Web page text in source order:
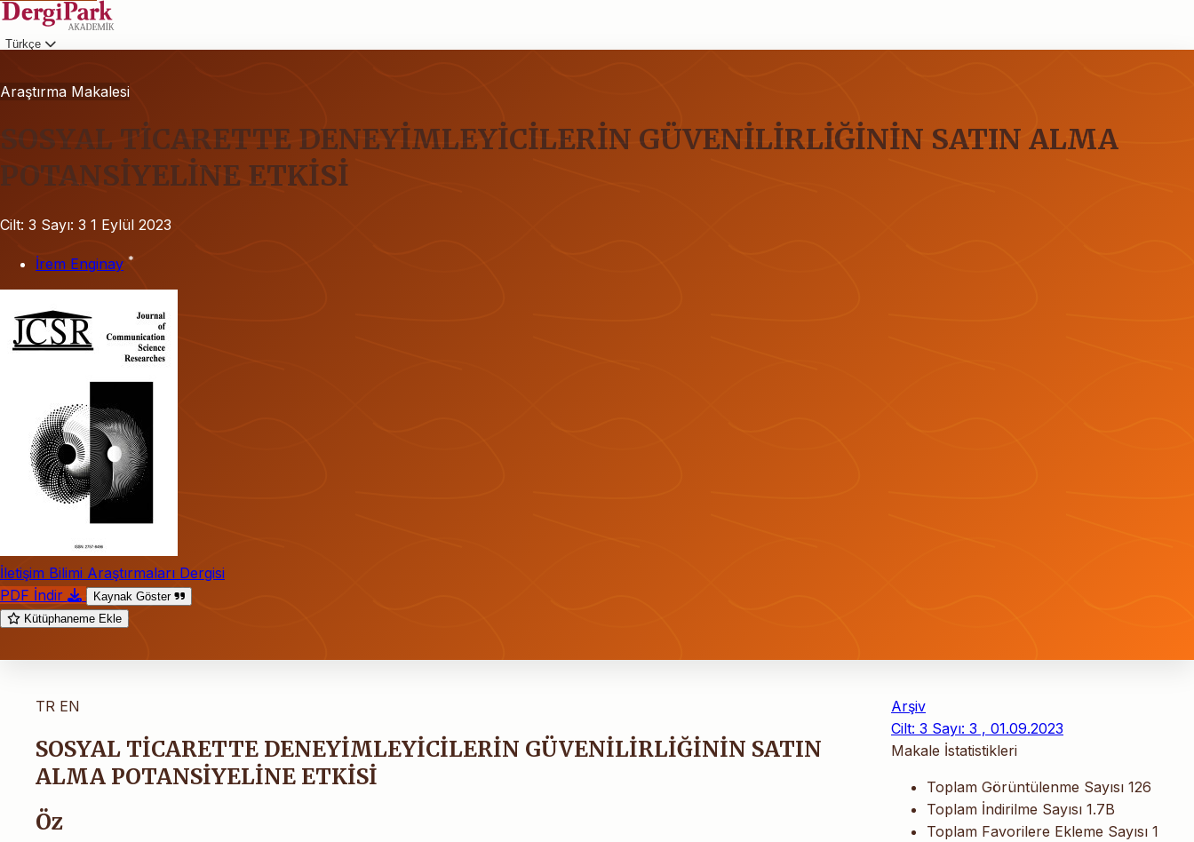
Türkçe
Araştırma Makalesi
SOSYAL TİCARETTE DENEYİMLEYİCİLERİN GÜVENİLİRLİĞİNİN SATIN ALMA
POTANSİYELİNE ETKİSİ
Cilt: 3 Sayı: 3 1 Eylül 2023
İrem Enginay *
İletişim Bilimi Araştırmaları Dergisi
PDF İndir
Kaynak Göster
Kütüphaneme Ekle
TR EN
SOSYAL TİCARETTE DENEYİMLEYİCİLERİN GÜVENİLİRLİĞİNİN SATIN
ALMA POTANSİYELİNE ETKİSİ
Öz
Arşiv
Cilt: 3 Sayı: 3 , 01.09.2023
Makale İstatistikleri
Toplam Görüntülenme Sayısı 126
Toplam İndirilme Sayısı 1.7B
Toplam Favorilere Ekleme Sayısı 1